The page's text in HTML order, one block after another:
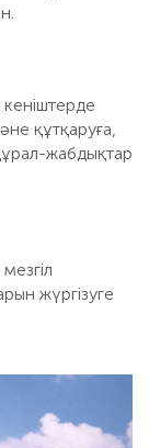
құтқаруға,
жабдықтар
жүргізуге